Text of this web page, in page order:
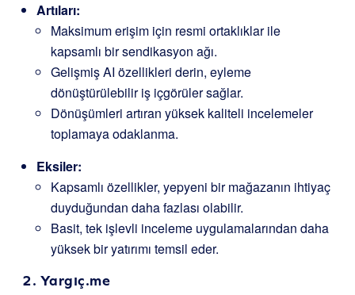
Artıları:
Maksimum erişim için resmi ortaklıklar ile
kapsamlı bir sendikasyon ağı.
Gelişmiş AI özellikleri derin, eyleme
dönüştürülebilir iş içgörüler sağlar.
Dönüşümleri artıran yüksek kaliteli incelemeler
toplamaya odaklanma.
Eksiler:
Kapsamlı özellikler, yepyeni bir mağazanın ihtiyaç
duyduğundan daha fazlası olabilir.
Basit, tek işlevli inceleme uygulamalarından daha
yüksek bir yatırımı temsil eder.
2. Yargıç.me